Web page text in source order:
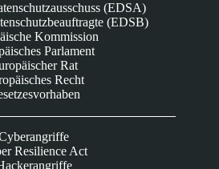
(EDSA)
(EDSB)
Kommission
Parlament
Rat
Recht
Resilience Act